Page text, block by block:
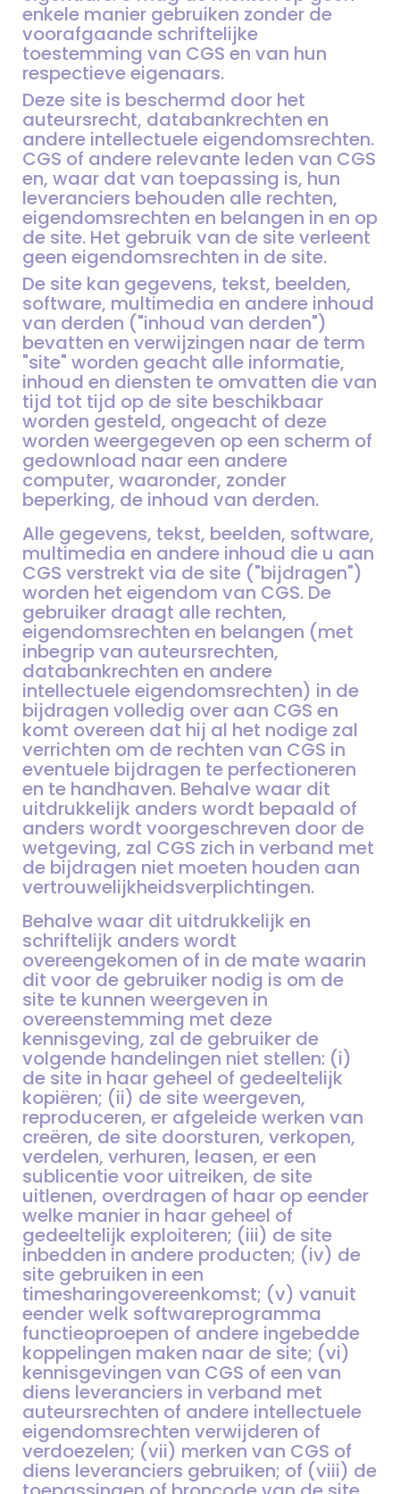
enkele manier gebruiken zonder de
voorafgaande schriftelijke
toestemming van CGS en van hun
respectieve eigenaars.
Deze site is beschermd door het
auteursrecht, databankrechten en
andere intellectuele eigendomsrechten.
CGS of andere relevante leden van CGS
en, waar dat van toepassing is, hun
leveranciers behouden alle rechten,
eigendomsrechten en belangen in en op
de site. Het gebruik van de site verleent
geen eigendomsrechten in de site.
De site kan gegevens, tekst, beelden,
software, multimedia en andere inhoud
van derden ("inhoud van derden")
bevatten en verwijzingen naar de term
"site" worden geacht alle informatie,
inhoud en diensten te omvatten die van
tijd tot tijd op de site beschikbaar
worden gesteld, ongeacht of deze
worden weergegeven op een scherm of
gedownload naar een andere
computer, waaronder, zonder
beperking, de inhoud van derden.
Alle gegevens, tekst, beelden, software,
multimedia en andere inhoud die u aan
CGS verstrekt via de site ("bijdragen")
worden het eigendom van CGS. De
gebruiker draagt alle rechten,
eigendomsrechten en belangen (met
inbegrip van auteursrechten,
databankrechten en andere
intellectuele eigendomsrechten) in de
bijdragen volledig over aan CGS en
komt overeen dat hij al het nodige zal
verrichten om de rechten van CGS in
eventuele bijdragen te perfectioneren
en te handhaven. Behalve waar dit
uitdrukkelijk anders wordt bepaald of
anders wordt voorgeschreven door de
wetgeving, zal CGS zich in verband met
de bijdragen niet moeten houden aan
vertrouwelijkheidsverplichtingen.
Behalve waar dit uitdrukkelijk en
schriftelijk anders wordt
overeengekomen of in de mate waarin
dit voor de gebruiker nodig is om de
site te kunnen weergeven in
overeenstemming met deze
kennisgeving, zal de gebruiker de
volgende handelingen niet stellen: (i)
de site in haar geheel of gedeeltelijk
kopiëren; (ii) de site weergeven,
reproduceren, er afgeleide werken van
creëren, de site doorsturen, verkopen,
verdelen, verhuren, leasen, er een
sublicentie voor uitreiken, de site
uitlenen, overdragen of haar op eender
welke manier in haar geheel of
gedeeltelijk exploiteren; (iii) de site
inbedden in andere producten; (iv) de
site gebruiken in een
timesharingovereenkomst; (v) vanuit
eender welk softwareprogramma
functieoproepen of andere ingebedde
koppelingen maken naar de site; (vi)
kennisgevingen van CGS of een van
diens leveranciers in verband met
auteursrechten of andere intellectuele
eigendomsrechten verwijderen of
verdoezelen; (vii) merken van CGS of
diens leveranciers gebruiken; of (viii) de